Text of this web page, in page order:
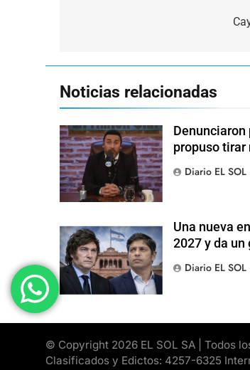
Noticias relacionadas
propuso tirar
Diario EL SOL
Una nueva
2027 y da
Diario EL SOL
© Copyright 2026 EL SOL SA | Todos
Clasificados y Edictos: 4257-6325